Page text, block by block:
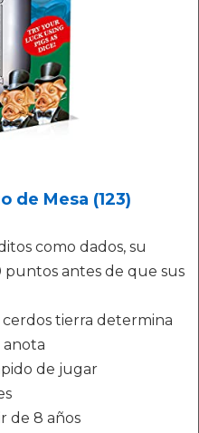
de Mesa (123)
como dados, su
puntos antes de que sus
tierra determina
anota
de jugar
de 8 años